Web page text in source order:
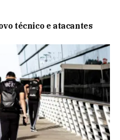
técnico e atacantes